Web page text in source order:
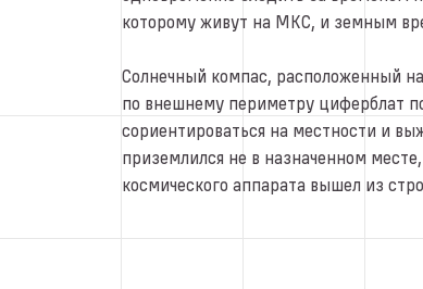
которому живут на МКС, и земным
Солнечный компас, расположенный
по внешнему периметру циферблат
сориентироваться на местности и
приземлился не в назначенном
космического аппарата вышел из